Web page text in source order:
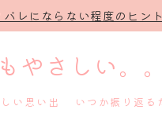
バレにならない程度のヒ
やさしい。。
い思い出 いつか振り返る